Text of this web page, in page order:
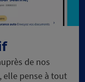
de nos
elle pense à tout